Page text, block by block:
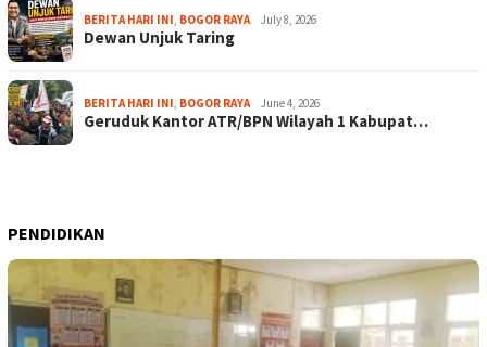
BERITA HARI INI, BOGOR RAYA July 8, 2026
Dewan Unjuk Taring
BERITA HARI INI, BOGOR RAYA June 4, 2026
Geruduk Kantor ATR/BPN Wilayah 1 Kabupat…
PENDIDIKAN